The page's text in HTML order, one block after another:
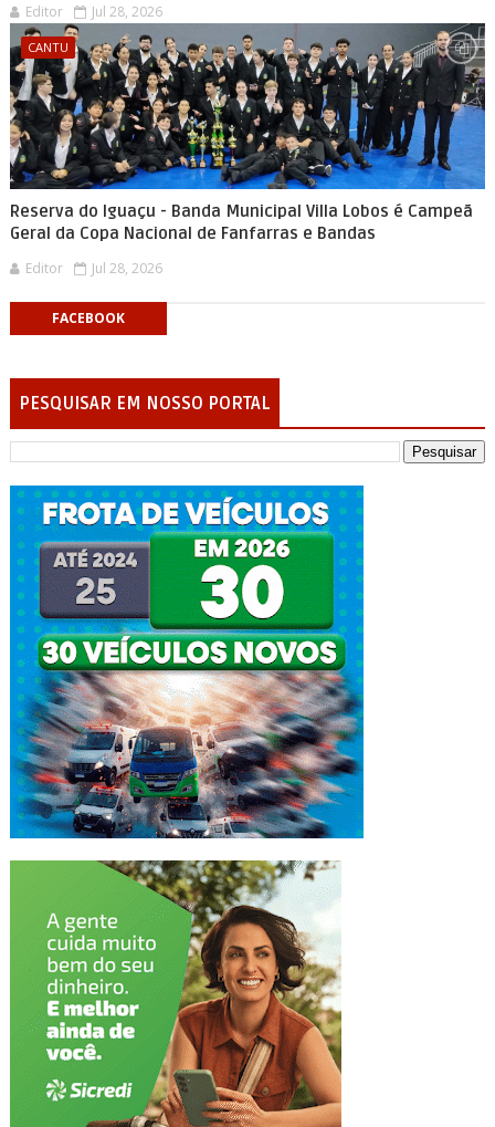
Editor Jul 28, 2026
CANTU
Reserva do Iguaçu - Banda Municipal Villa Lobos é Campeã
Geral da Copa Nacional de Fanfarras e Bandas
Editor Jul 28, 2026
FACEBOOK
PESQUISAR EM NOSSO PORTAL